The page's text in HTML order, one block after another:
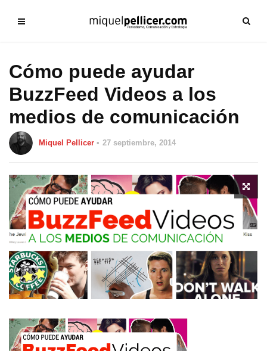
Cómo puede ayudar
BuzzFeed Videos a los
medios de comunicación
Miquel Pellicer 27 septiembre, 2014